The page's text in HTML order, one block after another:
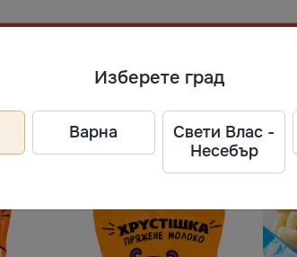
Изберете град
Варна
Свети Влас -
Несебър